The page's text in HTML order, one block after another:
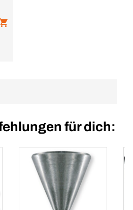
für dich: